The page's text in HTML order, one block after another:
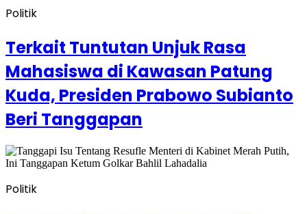
Politik
Terkait Tuntutan Unjuk Rasa
Mahasiswa di Kawasan Patung
Kuda, Presiden Prabowo Subianto
Beri Tanggapan
Politik